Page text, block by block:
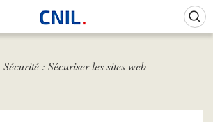
c
l
Sécurité : Sécuriser les sites web
sur les cookies (témoins de connexion)